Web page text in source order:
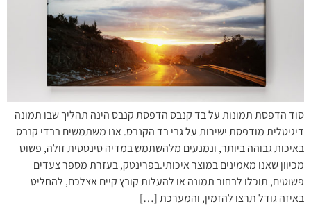
סוד הדפסת תמונות על בד קנבס הדפסת קנבס הינה תהליך שבו תמונה
דיגיטלית מודפסת ישירות על גבי בד הקנבס. אנו משתמשים בבדי קנבס
באיכות גבוהה ביותר, ונמנעים מלהשתמש במדיה סינטטית זולה, פשוט
מכיוון שאנו מאמינים במוצר איכותי.בפרינטק, בעזרת מספר צעדים
פשוטים, תוכלו לבחור תמונה או להעלות קובץ קיים אצלכם, להחליט
באיזה גודל תרצו להזמין, והמערכת […]